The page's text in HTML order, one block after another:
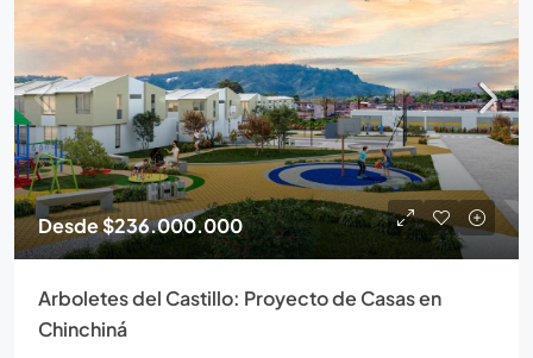
Desde$236.000.000
Arboletes del Castillo: Proyecto de Casas en
Chinchiná